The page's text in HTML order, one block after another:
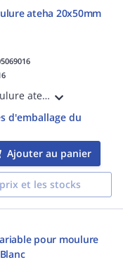
ateha 20x50mm
Embout pour moulure ateha 20x50mm Blanc. Permet de masquer les défauts de coupe et de respecter l'indice de protection.
d'emballage du
Ajouter au panier
et les stocks
pour moulure